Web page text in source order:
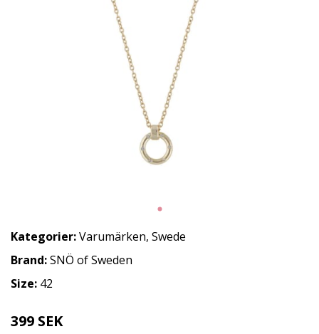
Kategorier:Varumärken, Swede
Brand:SNÖ of Sweden
Size: 42
399 SEK